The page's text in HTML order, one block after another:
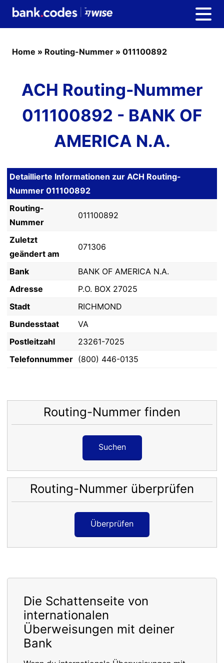
Home » Routing-Nummer » 011100892
ACH Routing-Nummer
011100892 - BANK OF
AMERICA N.A.
Detaillierte Informationen zur ACH Routing-
Nummer 011100892
Routing-
Nummer
011100892
Zuletzt
geändert am
071306
Bank
BANK OF AMERICA N.A.
Adresse
P.O. BOX 27025
Stadt
RICHMOND
Bundesstaat
VA
Postleitzahl
23261-7025
Telefonnummer (800) 446-0135
Routing-Nummer finden
Suchen
Routing-Nummer überprüfen
Überprüfen
Die Schattenseite von
internationalen
Überweisungen mit deiner
Bank